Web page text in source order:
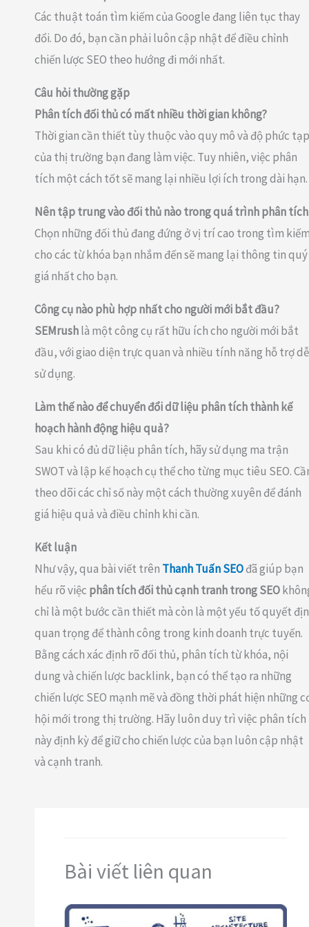
Các thuật toán tìm kiếm của Google đang liên tục thay
đổi. Do đó, bạn cần phải luôn cập nhật để điều chỉnh
chiến lược SEO theo hướng đi mới nhất.
Câu hỏi thường gặp
Phân tích đối thủ có mất nhiều thời gian không?
Thời gian cần thiết tùy thuộc vào quy mô và độ phức tạp
của thị trường bạn đang làm việc. Tuy nhiên, việc phân
tích một cách tốt sẽ mang lại nhiều lợi ích trong dài hạn.
Nên tập trung vào đối thủ nào trong quá trình phân
Chọn những đối thủ đang đứng ở vị trí cao trong tìm
cho các từ khóa bạn nhắm đến sẽ mang lại thông tin quý
giá nhất cho bạn.
Công cụ nào phù hợp nhất cho người mới bắt đầu?
SEMrushlà một công cụ rất hữu ích cho người mới bắt
đầu, với giao diện trực quan và nhiều tính năng hỗ trợ dễ
sử dụng.
Làm thế nào để chuyển đổi dữ liệu phân tích thành kế
hoạch hành động hiệu quả?
Sau khi có đủ dữ liệu phân tích, hãy sử dụng ma trận
SWOT và lập kế hoạch cụ thể cho từng mục tiêu SEO.
theo dõi các chỉ số này một cách thường xuyên để đánh
giá hiệu quả và điều chỉnh khi cần.
Kết luận
Như vậy, qua bài viết trên Thanh Tuấn SEOđã giúp bạn
hểu rõ việc phân tích đối thủ cạnh tranh trong SEO
chỉ là một bước cần thiết mà còn là một yếu tố quyết
quan trọng để thành công trong kinh doanh trực tuyến.
Bằng cách xác định rõ đối thủ, phân tích từ khóa, nội
dung và chiến lược backlink, bạn có thể tạo ra những
chiến lược SEO mạnh mẽ và đồng thời phát hiện những
hội mới trong thị trường. Hãy luôn duy trì việc phân tích
này định kỳ để giữ cho chiến lược của bạn luôn cập nhật
và cạnh tranh.
Bài viết liên quan